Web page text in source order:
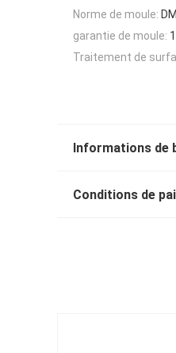
Norme de moule:
garantie de moule:
Traitement de
Informations de
Conditions de